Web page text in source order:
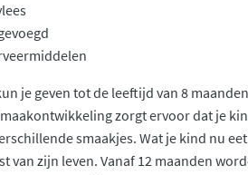
je geven tot de leeftijd van 8
zorgt ervoor dat je
smaakjes. Wat je kind nu
van zijn leven. Vanaf 12 maanden